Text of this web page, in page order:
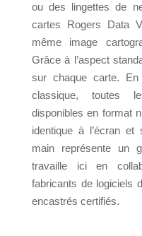
ou des lingettes de
cartes Rogers Data
même image
Grâce à l’aspect
sur chaque carte.
classique, toutes
disponibles en format
identique à l’écran
main représente un
travaille ici en
fabricants de logiciels
encastrés certifiés.